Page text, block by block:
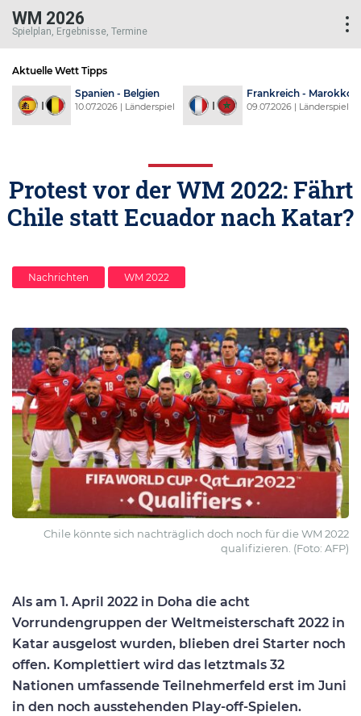
WM 2026
Spielplan, Ergebnisse, Termine
Aktuelle Wett Tipps
Spanien - Belgien
10.07.2026 | Länderspiel
Frankreich - Marokko
09.07.2026 | Länderspiel
Protest vor der WM 2022: Fährt
Chile statt Ecuador nach Katar?
Nachrichten WM 2022
Chile könnte sich nachträglich doch noch für die WM 2022
qualifizieren. (Foto: AFP)
Als am 1. April 2022 in Doha die acht
Vorrundengruppen der Weltmeisterschaft 2022 in
Katar ausgelost wurden, blieben drei Starter noch
offen. Komplettiert wird das letztmals 32
Nationen umfassende Teilnehmerfeld erst im Juni
in den noch ausstehenden Play-off-Spielen.